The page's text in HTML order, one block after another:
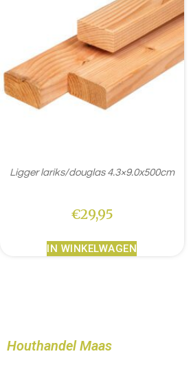
Ligger lariks/douglas 4.3×9.0x500cm
€29,95
IN WINKELWAGEN
Houthandel Maas